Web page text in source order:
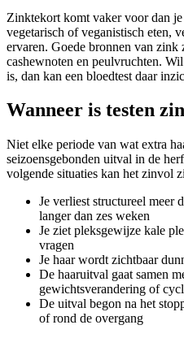
Zinktekort komt vaker voor dan
vegetarisch of veganistisch eten,
ervaren. Goede bronnen van
cashewnoten en peulvruchten.
is, dan kan een bloedtest daar
Wanneer is testen
Niet elke periode van wat extra
seizoensgebonden uitval in de
volgende situaties kan het zinvol
Je verliest structureel meer
langer dan zes weken
Je ziet pleksgewijze kale
vragen
Je haar wordt zichtbaar
De haaruitval gaat samen
gewichtsverandering of
De uitval begon na het
of rond de overgang